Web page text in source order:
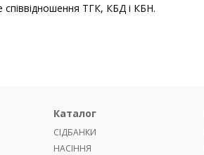
ТГК, КБД і КБН.
Каталог
СІДБАНКИ
НАСІННЯ